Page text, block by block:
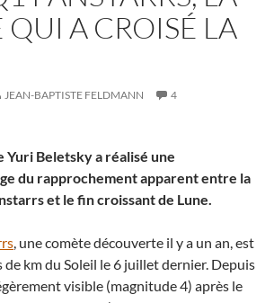
A CROISÉ LA
JEAN-BAPTISTE FELDMANN
4
Yuri Beletsky a réalisé une
du rapprochement apparent entre la
et le fin croissant de Lune.
, une comète découverte il y a un an, est
de km du Soleil le 6 juillet dernier. Depuis
visible (magnitude 4) après le